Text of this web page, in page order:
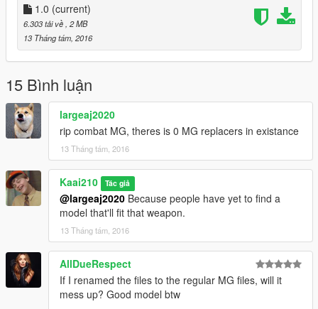
1.0 (current)
6.303 tải về, 2 MB
13 Tháng tám, 2016
15 Bình luận
largeaj2020
rip combat MG, theres is 0 MG replacers in existance
13 Tháng tám, 2016
Kaai210 Tác giả
@largeaj2020 Because people have yet to find a
model that'll fit that weapon.
13 Tháng tám, 2016
AllDueRespect
If I renamed the files to the regular MG files, will it
mess up? Good model btw